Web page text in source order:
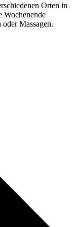
Orten in
Wochenende
oder Massagen.